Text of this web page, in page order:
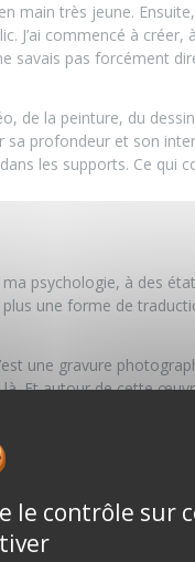
main très jeune.
J’ai commencé à
savais pas forcément
de la peinture, du
sa profondeur et son
les supports. Ce qui
psychologie, à des
une forme de
une gravure
Et autour de cette
le contrôle sur